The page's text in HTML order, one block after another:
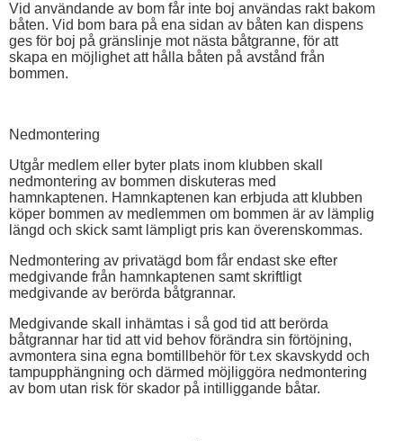
Vid användande av bom får inte boj användas rakt bakom
båten. Vid bom bara på ena sidan av båten kan dispens
ges för boj på gränslinje mot nästa båtgranne, för att
skapa en möjlighet att hålla båten på avstånd från
bommen.
Nedmontering
Utgår medlem eller byter plats inom klubben skall
nedmontering av bommen diskuteras med
hamnkaptenen. Hamnkaptenen kan erbjuda att klubben
köper bommen av medlemmen om bommen är av lämplig
längd och skick samt lämpligt pris kan överenskommas.
Nedmontering av privatägd bom får endast ske efter
medgivande från hamnkaptenen samt skriftligt
medgivande av berörda båtgrannar.
Medgivande skall inhämtas i så god tid att berörda
båtgrannar har tid att vid behov förändra sin förtöjning,
avmontera sina egna bomtillbehör för t.ex skavskydd och
tampupphängning och därmed möjliggöra nedmontering
av bom utan risk för skador på intilliggande båtar.